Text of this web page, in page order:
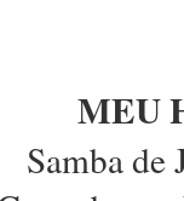
MEU
Samba de